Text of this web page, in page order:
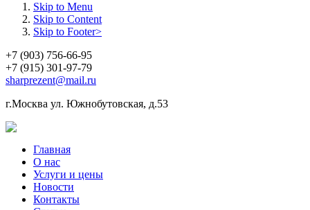
Skip to Menu
Skip to Content
Skip to Footer>
+7 (903) 756-66-95
+7 (915) 301-97-79
sharprezent@mail.ru
г.Москва ул. Южнобутовская, д.53
Главная
О нас
Услуги и цены
Новости
Контакты